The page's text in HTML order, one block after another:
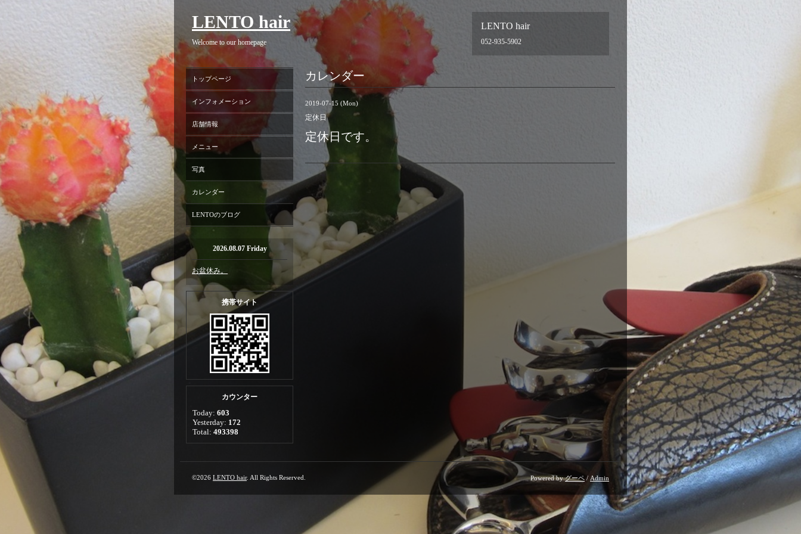
LENTO hair
052-935-5902
LENTO hair
Welcome to our homepage
カレンダー
2019-07-15 (Mon)
定休日
定休日です。
トップページ
インフォメーション
店舗情報
メニュー
写真
カレンダー
LENTOのブログ
2026.08.07 Friday
お盆休み。
携帯サイト
カウンター
Today: 603
Yesterday: 172
Total: 493398
©2026 LENTO hair. All Rights Reserved. Powered byグーペ / Admin